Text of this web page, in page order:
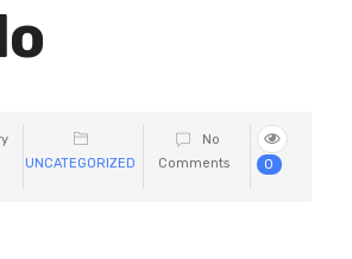
UNCATEGORIZED
No
Comments
0